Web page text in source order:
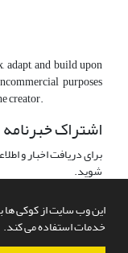
این وب سایت از کوکی ها
خدمات استفاده می کند.
adapt, and build upon
purposes
creator.
اشتراک خبرنامه
برای دریافت اخبار و
شوید.